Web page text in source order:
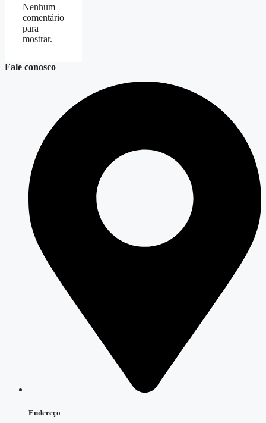
Nenhum
comentário
para
mostrar.
Fale conosco
Endereço